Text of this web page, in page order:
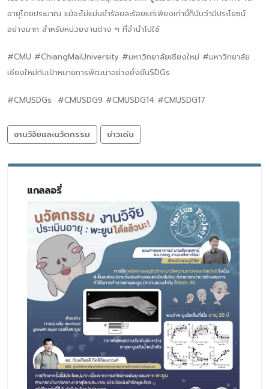
อายุโดยประมาณ แม้จะไม่แม่นยำร้อยละร้อยแต่เพียงเท่านี้ก็นับว่ามีประโยชน์
อย่างมาก สำหรับหน่วยงานต่าง ๆ ที่จำนำไปใช้
#CMU #ChiangMaiUniversity #มหาวิทยาลัยเชียงใหม่ #มหาวิทยาลัย
เชียงใหม่กับเป้าหมายการพัฒนาอย่างยั่งยืนSDGs
#CMUSDGs #CMUSDG9 #CMUSDG14 #CMUSDG17
งานวิจัยและนวัตกรรม ข่าวเด่น
แกลลอรี่